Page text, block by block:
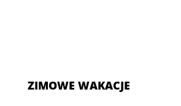
ZIMOWE WAKACJE